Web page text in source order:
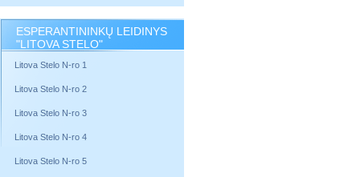
ESPERANTININKŲ LEIDINYS
"LITOVA STELO"
Litova Stelo N-ro 1
Litova Stelo N-ro 2
Litova Stelo N-ro 3
Litova Stelo N-ro 4
Litova Stelo N-ro 5